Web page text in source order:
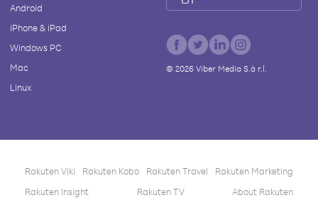
Android
iPhone & iPad
Windows PC
Mac
Linux
© 2026Viber Media S.à r.l.
Rakuten Viki Rakuten Kobo Rakuten Travel
Rakuten Marketing
Rakuten Insight
Rakuten TV About Rakuten